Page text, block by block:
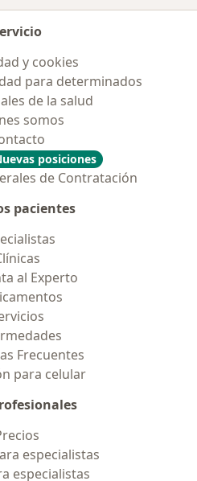
y cookies
para determinados
de la salud
somos
posiciones
de Contratación
pacientes
al Experto
Frecuentes
para celular
especialistas
especialistas